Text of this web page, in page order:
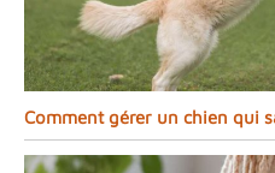
Comment gérer un chien qui